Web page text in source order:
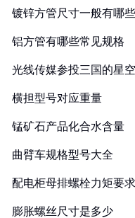
镀锌方管尺寸一般有哪些
铝方管有哪些常见规格
光线传媒参投三国的星
横担型号对应重量
锰矿石产品化合水含量
曲臂车规格型号大全
配电柜母排螺栓力矩要
膨胀螺丝尺寸是多少